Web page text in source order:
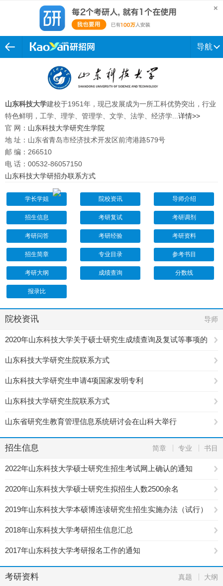
导航
山东科技大学建校于1951年，现已发展成为一所工科优势突出，行业
特色鲜明，工学、理学、管理学、文学、法学、经济学... 详情>>
官 网： 山东科技大学研究生学院
地 址：山东省青岛市经济技术开发区前湾港路579号
邮 编：266510
电 话： 00532-86057150
山东科技大学研招办联系方式
学长学姐 院校资讯 导师介绍
招生信息 考研复试 考研调剂
考研问答 考研经验 考研资料
招生简章 专业目录 参考书目
考研大纲 成绩查询 分数线
报录比
院校资讯 导师
2020年山东科技大学关于硕士研究生成绩查询及复试等事项的
公告
山东科技大学研究生院联系方式
山东科技大学研究生申请4项国家发明专利
山东科技大学研究生院联系方式
山东省研究生教育管理信息系统研讨会在山科大举行
招生信息 简章 专业 书目
2022年山东科技大学硕士研究生招生考试网上确认的通知
2020年山东科技大学硕士研究生拟招生人数2500余名
2019年山东科技大学本硕博连读研究生招生实施办法（试行）
2018年山东科技大学考研招生信息汇总
2017年山东科技大学考研报名工作的通知
考研资料 真题 大纲